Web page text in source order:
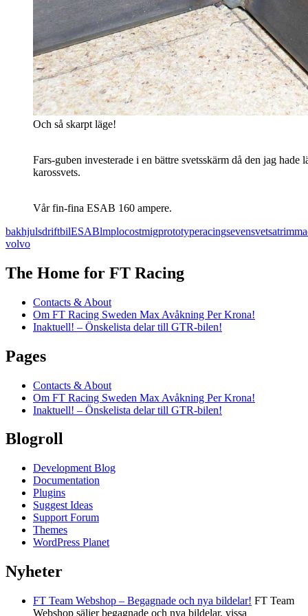
Och så skarpt läge!
Fars-guben investerade i en bättre svetsskärm då den jag hade
karossvets.
Vår fin-fina ESAB 160 ampere.
bakhjulsdriftbilESABlmplocostmigprototyperacingsevensvetsa
volvo
The Home for FT Racing
Contacts & About
Om FT Racing Sweden Max Avåkning Per Krona!
Inaktuell! – Önskelista delar till GTR-bilen!
Pages
Contacts & About
Om FT Racing Sweden Max Avåkning Per Krona!
Inaktuell! – Önskelista delar till GTR-bilen!
Blogroll
Development Blog
Documentation
Plugins
Suggest Ideas
Support Forum
Themes
WordPress Planet
Nyheter
FT Team Webshop – Begagnade och nya bildelar! FT Team
Webshop säljer begagnade och nya bildelar, vissa